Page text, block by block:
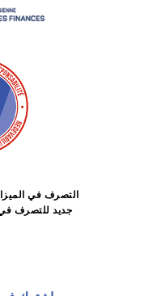
التصرف في
جديد للتصرف في